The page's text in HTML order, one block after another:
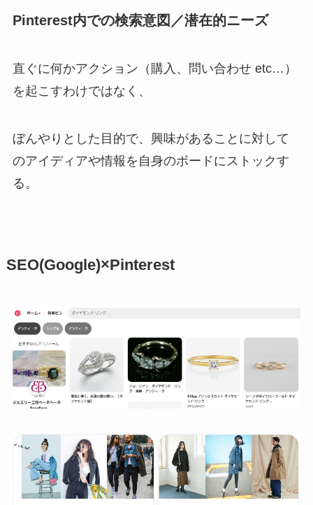
Pinterest内での検索意図／潜在的ニーズ
直ぐに何かアクション（購入、問い合わせ etc…）
を起こすわけではなく、
ぼんやりとした目的で、興味があることに対して
のアイディアや情報を自身のボードにストックす
る。
SEO(Google)×Pinterest